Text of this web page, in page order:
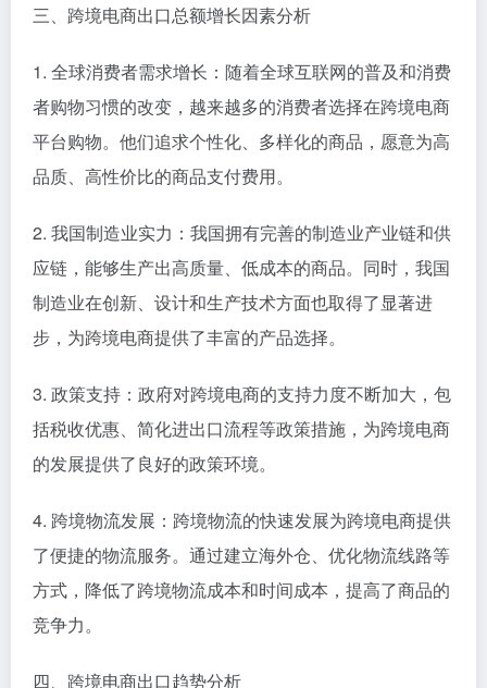
三、跨境电商出口总额增长因素分析
1. 全球消费者需求增长：随着全球互联网的普及和消费
者购物习惯的改变，越来越多的消费者选择在跨境电商
平台购物。他们追求个性化、多样化的商品，愿意为高
品质、高性价比的商品支付费用。
2. 我国制造业实力：我国拥有完善的制造业产业链和供
应链，能够生产出高质量、低成本的商品。同时，我国
制造业在创新、设计和生产技术方面也取得了显著进
步，为跨境电商提供了丰富的产品选择。
3. 政策支持：政府对跨境电商的支持力度不断加大，包
括税收优惠、简化进出口流程等政策措施，为跨境电商
的发展提供了良好的政策环境。
4. 跨境物流发展：跨境物流的快速发展为跨境电商提供
了便捷的物流服务。通过建立海外仓、优化物流线路等
方式，降低了跨境物流成本和时间成本，提高了商品的
竞争力。
四、跨境电商出口趋势分析